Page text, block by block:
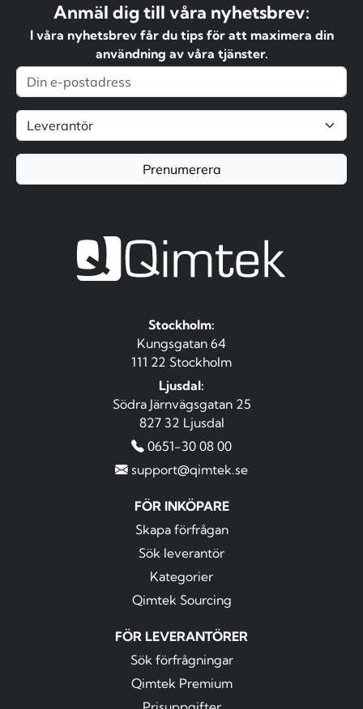
Anmäl dig till våra nyhetsbrev:
I våra nyhetsbrev får du tips för att maximera din
användning av våra tjänster.
Prenumerera
Stockholm:
Kungsgatan 64
111 22 Stockholm
Ljusdal:
Södra Järnvägsgatan 25
827 32 Ljusdal
0651-30 08 00
support@qimtek.se
FÖR INKÖPARE
Skapa förfrågan
Sök leverantör
Kategorier
Qimtek Sourcing
FÖR LEVERANTÖRER
Sök förfrågningar
Qimtek Premium